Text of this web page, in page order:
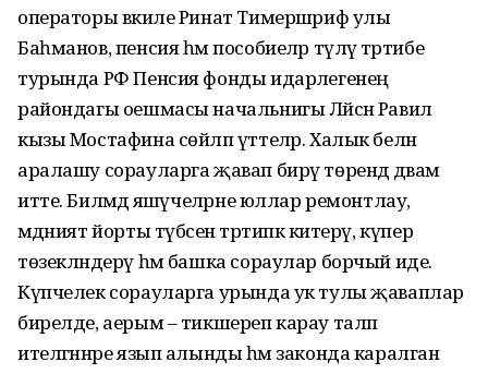
операторы вәкиле Ринат Тимершәриф улы
Баһманов, пенсия һәм пособиеләр түләү тәртибе
турында РФ Пенсия фонды идарәлегенең
райондагы оешмасы начальнигы Ләйсән Равил
кызы Мостафина сөйләп үттеләр. Халык белән
аралашу сорауларга җавап бирү төрендә дәвам
итте. Биләмәдә яшәүчеләрне юллар ремонтлау,
мәдәният йорты түбәсен тәртипкә китерү, күпер
төзекләндерү һәм башка сораулар борчый иде.
Күпчелек сорауларга урында ук тулы җаваплар
бирелде, аерым – тикшереп карау таләп
ителгәннәре язып алынды һәм законда каралган